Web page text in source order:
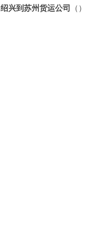
绍兴到苏州货运公司 （）